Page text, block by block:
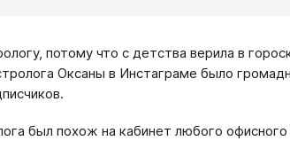
потому что с детства верила в
Оксаны в Инстаграме было
был похож на кабинет любого офисного